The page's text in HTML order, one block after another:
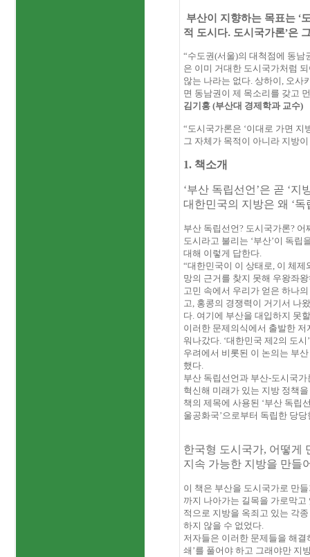
부산이 지향하는 목표는 ‘
적 도시다. 도시국가론’은
“수도권(서울)의 대척점에 동남
은 이미 거대한 도시국가처럼
않는 나라는 없다. 상하이 , 오사
면 동남권이 제 목소리를 갖고
김기홍 (부산대 경제학과 교수)
“도시국가론은 ‘이대로 가면 지
그 자체가 목적이 아니라 지방
1. 책소개
‘부산 독립선언’은 곧 ‘지
대한민국의 지방은 왜 ‘
부산 독립선언? 도시국가론? 어
도시라고 불리는 ‘부산’이 독립
대해 이렇게 답한다.
“대한민국이 이 상태로, 이 체제
망의 근거를 찾지 못해 우왕좌
고민 속에서 우리가 얻은 하나
고, 홍콩의 경쟁력이 거기서 나
다. 여기에 부산을 대입하지 못
이러한 문제의식에서 출발한 저
워나갔다. ‘대한민국 제2의 도시
우려에서 비롯된 이 논의는 부
했다.
부산 독립선언과 부산-도시국가
혁신해 미래가 있는 지방 정책
책의 제목에 사용된 ‘부산 독립
울공화국’으로부터 독립한 당
한국형 도시국가, 어떻게
지속 가능한 지방을 만들
이 책은 부산을 도시국가로 만
까지 나아가는 길목을 가로막고
적으로 지방을 옥죄고 있는 각
하지 않을 수 없었다.
저자들은 이러한 문제들을 해결
쇄’를 풀어야 하고 그래야만 지